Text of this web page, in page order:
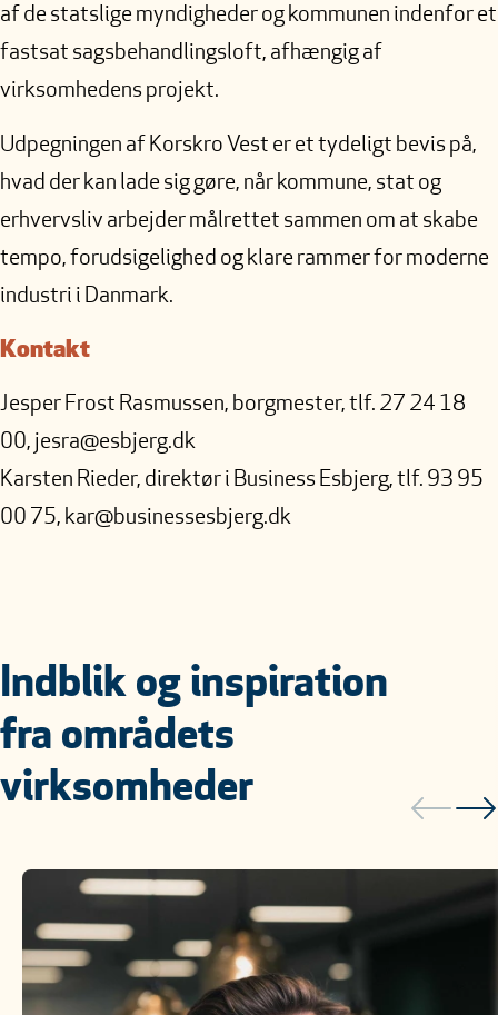
af de statslige myndigheder og kommunen indenfor et
fastsat sagsbehandlingsloft, afhængig af
virksomhedens projekt.
Udpegningen af Korskro Vest er et tydeligt bevis på,
hvad der kan lade sig gøre, når kommune, stat og
erhvervsliv arbejder målrettet sammen om at skabe
tempo, forudsigelighed og klare rammer for moderne
industri i Danmark.
Kontakt
Jesper Frost Rasmussen, borgmester, tlf. 27 24 18
00, jesra@esbjerg.dk
Karsten Rieder, direktør i Business Esbjerg, tlf. 93 95
00 75, kar@businessesbjerg.dk
Indblik og inspiration
fra områdets
virksomheder